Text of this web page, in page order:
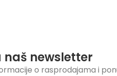
naš newsletter
o rasprodajama i